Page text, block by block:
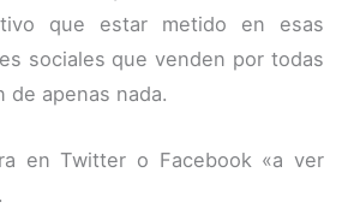
que estar metido en esas
sociales que venden por todas
de apenas nada.
en Twitter o Facebook «a ver